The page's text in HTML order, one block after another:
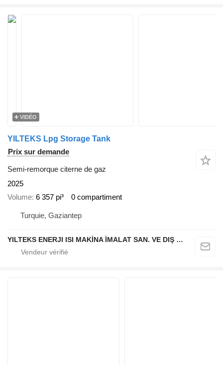
VIDÉO
YILTEKS Lpg Storage Tank
Prix sur demande
Semi-remorque citerne de gaz
2025
Volume 6 357 pi³ 0 compartiment
Turquie, Gaziantep
YILTEKS ENERJI ISI MAKİNA İMALAT SAN. VE DIŞ TİC. LTD. ŞTİ.